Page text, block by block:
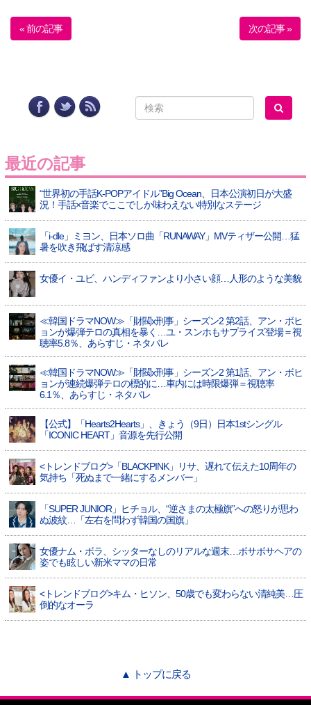
« 前の記事 次の記事 »
最近の記事
“世界初の手話K-POPアイドル”Big Ocean、日本公演初日が大盛
況！手話×音楽でここでしか味わえない特別なステージ
「i-dle」ミヨン、日本ソロ曲「RUNAWAY」MVティザー公開…猛
暑を吹き飛ばす清涼感
女優イ・ユビ、ハンディファンより小さい顔…人形のような美貌
≪韓国ドラマNOW≫「財閥x刑事」シーズン2 第2話、アン・ボヒ
ョンが爆弾テロの真相を暴く…ユ・スンホもサプライズ登場＝視
聴率5.8％、あらすじ・ネタバレ
≪韓国ドラマNOW≫「財閥x刑事」シーズン2 第1話、アン・ボヒ
ョンが連続爆弾テロの標的に…車内には時限爆弾＝視聴率
6.1％、あらすじ・ネタバレ
【公式】「Hearts2Hearts」、きょう（9日）日本1stシングル
「ICONIC HEART」音源を先行公開
<トレンドブログ>「BLACKPINK」リサ、遅れて伝えた10周年の
気持ち「死ぬまで一緒にするメンバー」
「SUPER JUNIOR」ヒチョル、“逆さまの太極旗”への怒りが思わ
ぬ波紋…「左右を問わず韓国の国旗」
女優ナム・ボラ、シッターなしのリアルな週末…ボサボサヘアの
姿でも眩しい新米ママの日常
<トレンドブログ>キム・ヒソン、50歳でも変わらない清純美…圧
倒的なオーラ
▲ トップに戻る